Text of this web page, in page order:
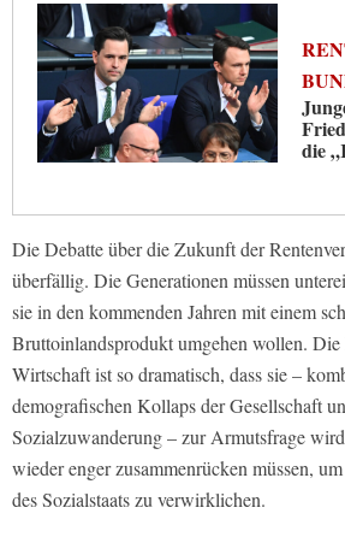
die
Die Debatte über die Zukunft der
überfällig. Die Generationen müssen
sie in den kommenden Jahren mit einem
Bruttoinlandsprodukt umgehen wollen. Die
Wirtschaft ist so dramatisch, dass sie –
demografischen Kollaps der Gesellschaft
Sozialzuwanderung – zur Armutsfrage
wieder enger zusammenrücken müssen,
des Sozialstaats zu verwirklichen.